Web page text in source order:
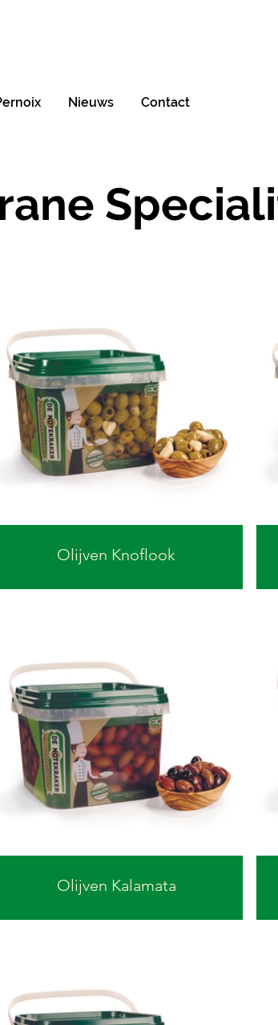
Nieuws Contact
Olijven Knoflook
Olijven Kalamata